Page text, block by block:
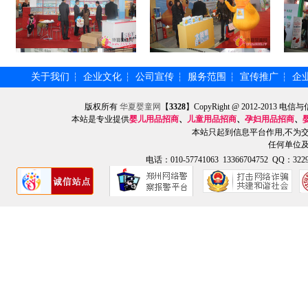
关于我们 ┆ 企业文化 ┆ 公司宣传 ┆ 服务范围 ┆ 宣传推广 ┆ 企
版权所有华夏婴童网 【3328】CopyRight @ 2012-2013 电信
本站是专业提供婴儿用品招商、 儿童用品招商、 孕妇用品招商、
本站只起到信息平台作用,不为
任何单位
电话：010-57741063 13366704752 QQ：